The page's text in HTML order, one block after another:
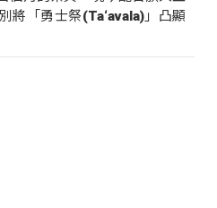
將「勇士祭(Ta‘avala)」凸顯